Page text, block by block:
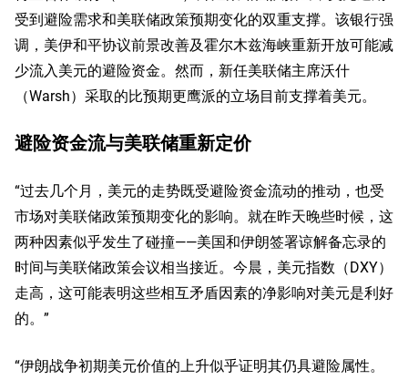
受到避险需求和美联储政策预期变化的双重支撑。该银行强
调，美伊和平协议前景改善及霍尔木兹海峡重新开放可能减
少流入美元的避险资金。然而，新任美联储主席沃什
（Warsh）采取的比预期更鹰派的立场目前支撑着美元。
避险资金流与美联储重新定价
“过去几个月，美元的走势既受避险资金流动的推动，也受
市场对美联储政策预期变化的影响。就在昨天晚些时候，这
两种因素似乎发生了碰撞——美国和伊朗签署谅解备忘录的
时间与美联储政策会议相当接近。今晨，美元指数（DXY）
走高，这可能表明这些相互矛盾因素的净影响对美元是利好
的。”
“伊朗战争初期美元价值的上升似乎证明其仍具避险属性。